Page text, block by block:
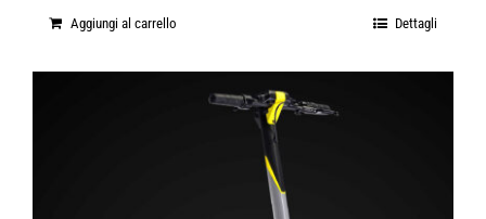
Aggiungi al carrello Dettagli